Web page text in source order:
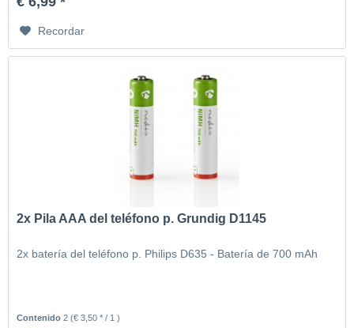
Recordar
2x Pila AAA del teléfono p. Grundig D1145
2x batería del teléfono p. Philips D635 - Batería de 700 mAh
Contenido2(€ 3,50 * / 1 )